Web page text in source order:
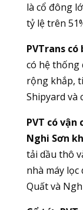
là cổ đông
tỷ lệ trên
PVTrans
có hệ thống
rộng khắp,
Shipyard và
PVT có vận
Nghi Sơn
tải dầu thô
nhà máy
Quất và